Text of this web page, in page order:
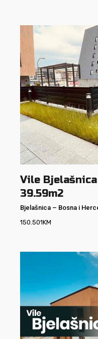
Vile
39.59m2
Bjelašnica – Bosna i
150.501KM